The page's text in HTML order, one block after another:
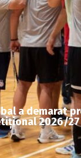
a demarat
2026/27